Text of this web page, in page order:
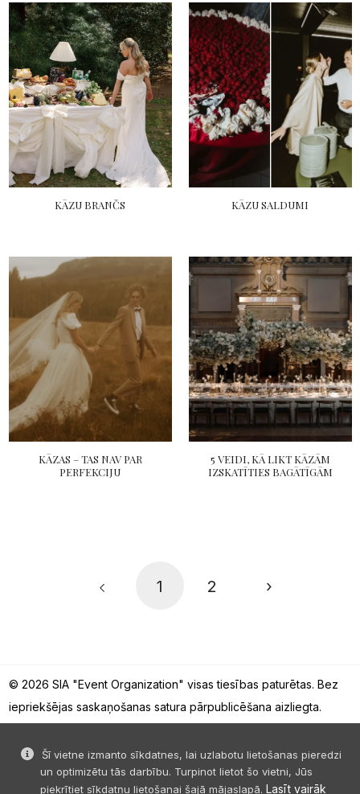
KĀZU BRANČS KĀZU SALDUMI
KĀZAS – TAS NAV PAR
PERFEKCIJU
5 VEIDI, KĀ LIKT KĀZĀM
IZSKATĪTIES BAGĀTĪGĀM
1 2 ›
Šī vietne izmanto sīkdatnes, lai uzlabotu lietošanas pieredzi
un optimizētu tās darbību. Turpinot lietot šo vietni, Jūs
piekrītiet sīkdatņu lietošanai šajā mājaslapā. Lasīt vairāk
© 2026 SIA "Event Organization" visas tiesības paturētas. Bez
iepriekšējas saskaņošanas satura pārpublicēšana aizliegta.